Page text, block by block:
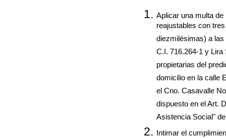
Aplicar una multa
reajustables con
diezmilésimas) a
C.I. 716.264-1 y
propietarias del
domicilio en la calle
el Cno. Casavalle
dispuesto en el Art.
Asistencia Social"
Intimar el